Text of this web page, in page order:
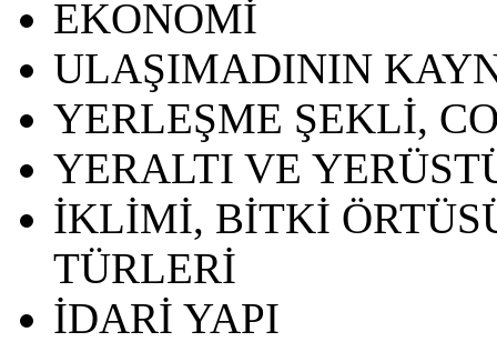
EKONOMİ
ULAŞIMADININ
YERLEŞME ŞEKLİ,
YERALTI VE
İKLİMİ, BİTKİ
TÜRLERİ
İDARİ YAPI